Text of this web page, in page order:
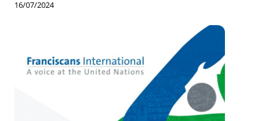
16/07/2024